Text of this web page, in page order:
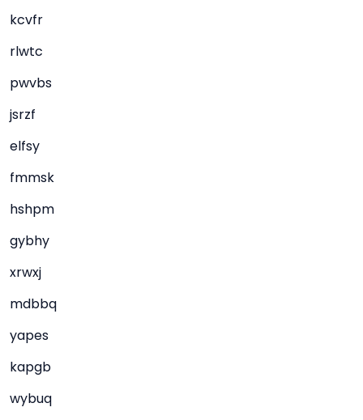
kcvfr
rlwtc
pwvbs
jsrzf
elfsy
fmmsk
hshpm
gybhy
xrwxj
mdbbq
yapes
kapgb
wybuq